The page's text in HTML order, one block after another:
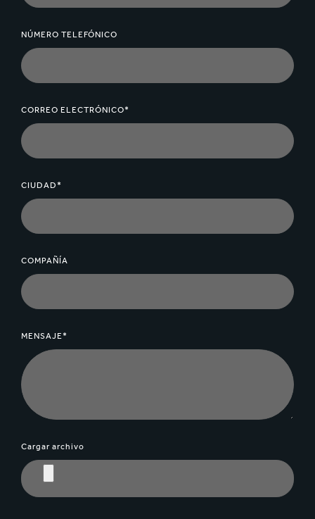
NÚMERO TELEFÓNICO
CORREO ELECTRÓNICO*
CIUDAD*
COMPAÑÍA
MENSAJE*
Cargar archivo